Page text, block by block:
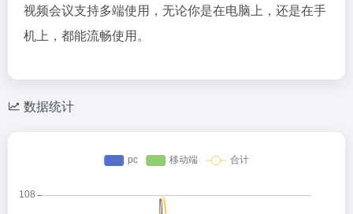
视频会议支持多端使用，无论你是在电脑上，还是在手
机上，都能流畅使用。
数据统计